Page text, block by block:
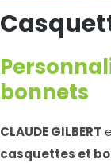
bonnets
CLAUDE GILBERT
casquettes et